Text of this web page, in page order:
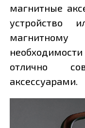
магнитные
устройство
отлично
аксессуарами.